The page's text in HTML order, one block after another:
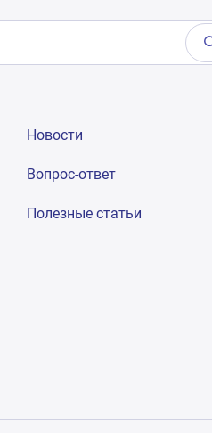
Новости
Вопрос-ответ
Полезные статьи